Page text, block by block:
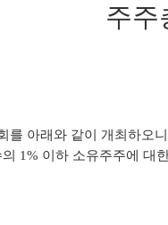
주주
를 아래와 같이 개최하오
1% 이하 소유주주에